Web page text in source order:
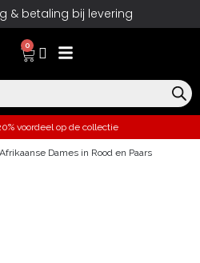
& betaling bij levering
0
voordeel op de collectie
Dames in Rood en Paars